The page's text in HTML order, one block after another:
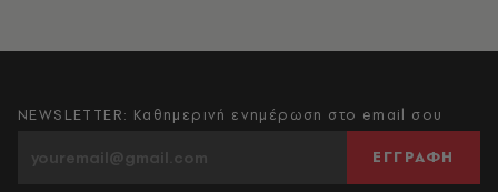
NEWSLETTER: Καθημερινή ενημέρωση στο email σου
ΕΓΓΡΑΦΗ